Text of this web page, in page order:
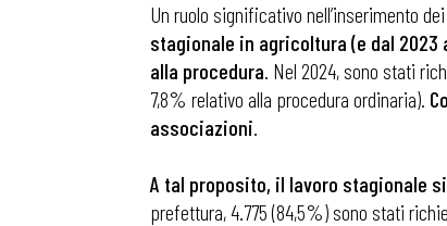
Un ruolo significativo nell’inserimento
stagionale in agricoltura (e dal
alla procedura. Nel 2024, sono stati
7,8% relativo alla procedura ordinaria).
associazioni.
A tal proposito, il lavoro stagionale
prefettura, 4.775 (84,5%) sono stati